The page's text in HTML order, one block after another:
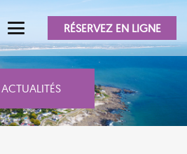
RÉSERVEZ EN LIGNE